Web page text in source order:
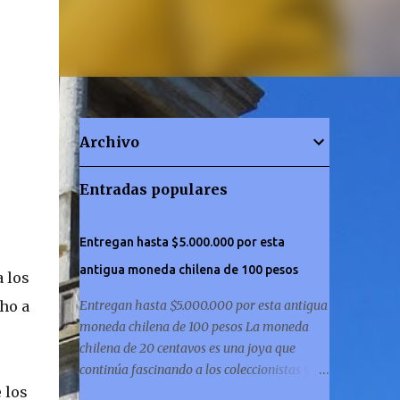
los
a
los
Archivo
Entradas populares
Entregan hasta $5.000.000 por esta
antigua moneda chilena de 100 pesos
Entregan hasta $5.000.000 por esta antigua
moneda chilena de 100 pesos La moneda
chilena de 20 centavos es una joya que
continúa fascinando a los coleccionistas y a
los amantes de la historia por igual. ¿Has